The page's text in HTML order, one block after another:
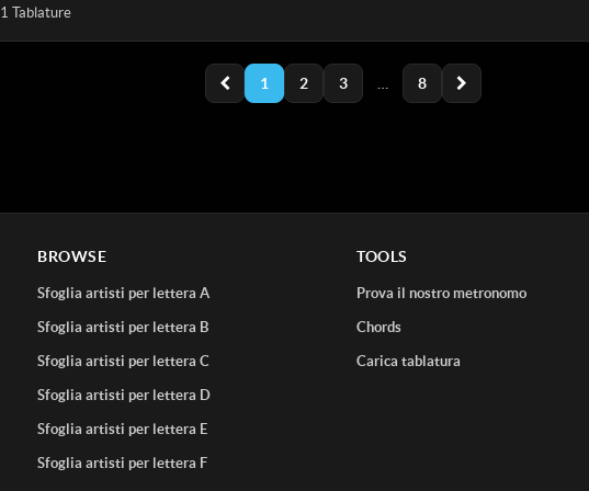
1 Tablature
1 2 3 8
BROWSE
Sfoglia artisti per lettera A
Sfoglia artisti per lettera B
Sfoglia artisti per lettera C
Sfoglia artisti per lettera D
Sfoglia artisti per lettera E
Sfoglia artisti per lettera F
TOOLS
Prova il nostro metronomo
Chords
Carica tablatura